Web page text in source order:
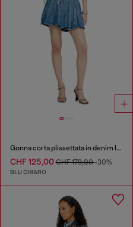
Gonna corta plissettata in denim leggero stonewashed
CHF 125,00CHF 179,00-30%
BLU CHIARO